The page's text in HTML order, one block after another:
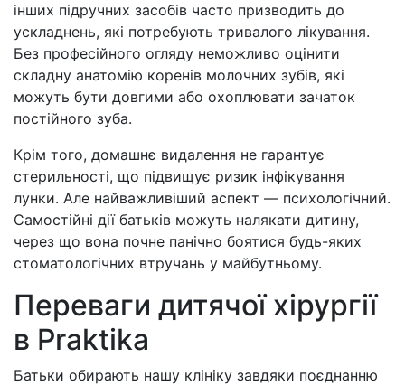
інших підручних засобів часто призводить до
ускладнень, які потребують тривалого лікування.
Без професійного огляду неможливо оцінити
складну анатомію коренів молочних зубів, які
можуть бути довгими або охоплювати зачаток
постійного зуба.
Крім того, домашнє видалення не гарантує
стерильності, що підвищує ризик інфікування
лунки. Але найважливіший аспект — психологічний.
Самостійні дії батьків можуть налякати дитину,
через що вона почне панічно боятися будь-яких
стоматологічних втручань у майбутньому.
Переваги дитячої хірургії
в Praktika
Батьки обирають нашу клініку завдяки поєднанню